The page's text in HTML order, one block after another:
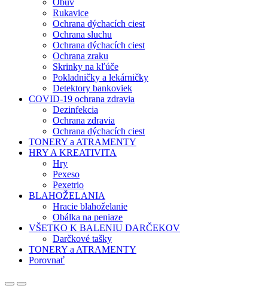
Obuv
Rukavice
Ochrana dýchacích ciest
Ochrana sluchu
Ochrana dýchacích ciest
Ochrana zraku
Skrinky na kľúče
Pokladničky a lekárničky
Detektory bankoviek
COVID-19 ochrana zdravia
Dezinfekcia
Ochrana zdravia
Ochrana dýchacích ciest
TONERY a ATRAMENTY
HRY A KREATIVITA
Hry
Pexeso
Pexetrio
BLAHOŽELANIA
Hracie blahoželanie
Obálka na peniaze
VŠETKO K BALENIU DARČEKOV
Darčkové tašky
TONERY a ATRAMENTY
Porovnať
OpenClose